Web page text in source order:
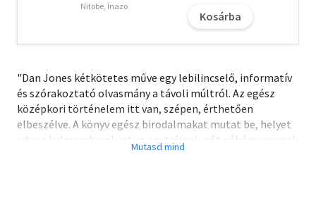
Nitobe, Inazo
Kosárba
"Dan Jones kétkötetes műve egy lebilincselő, informatív
és szórakoztató olvasmány a távoli múltról. Az egész
középkori történelem itt van, szépen, érthetően
elbeszélve. A könyv egész birodalmakat mutat be, helyet
adva a kulcsemberek intim portréinak, sőt néhány versnek